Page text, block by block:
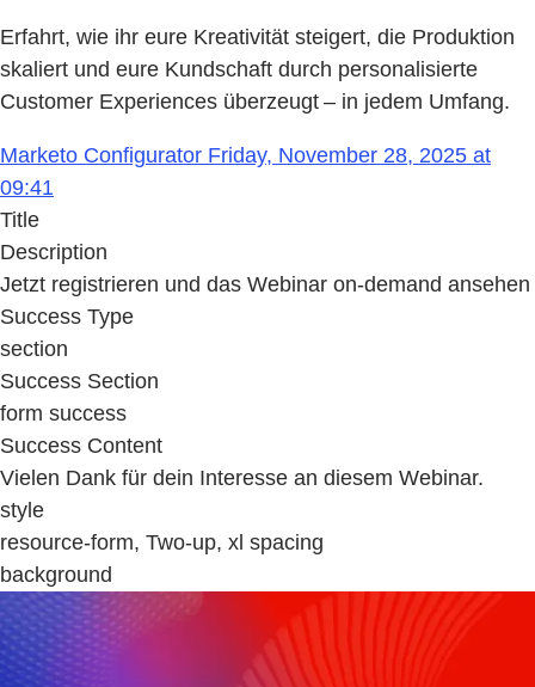
Erfahrt, wie ihr eure Kreativität steigert, die Produktion
skaliert und eure Kundschaft durch personalisierte
Customer Experiences überzeugt – in jedem Umfang.
Marketo Configurator Friday, November 28, 2025 at
09:41
Title
Description
Jetzt registrieren und das Webinar on-demand ansehen
Success Type
section
Success Section
form success
Success Content
Vielen Dank für dein Interesse an diesem Webinar.
style
resource-form, Two-up, xl spacing
background